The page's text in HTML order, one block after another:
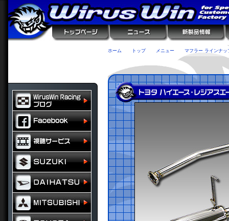
ホーム トップ メニュー マフラー ラインナッ